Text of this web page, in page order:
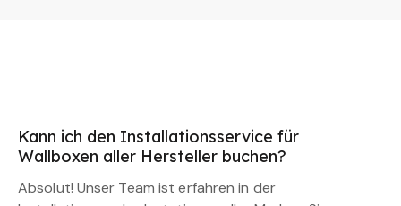
Kann ich den Installationsservice für
Wallboxen aller Hersteller buchen?
Absolut! Unser Team ist erfahren in der